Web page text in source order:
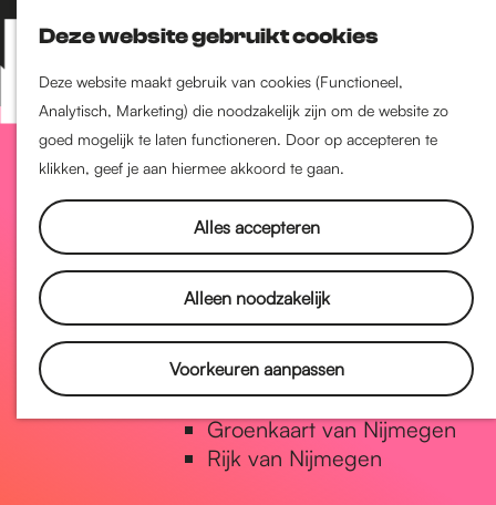
Deze website gebruikt cookies
Deze website maakt gebruik van cookies (Functioneel,
Analytisch, Marketing) die noodzakelijk zijn om de website zo
goed mogelijk te laten functioneren. Door op accepteren te
klikken, geef je aan hiermee akkoord te gaan.
Alles accepteren
Alleen noodzakelijk
Voorkeuren aanpassen
Z
o
e
k
e
K
a
a
r
t
M
e
n
Nijmegen-Nieuw-West
Nijmegen-Oud-West
Dukenburg
Lindenholt
Historie
De oudste stad van
Nederland
Historische tijdlijn
Romeinse Limes
Vrede van Nijmegen Penning
Natuur in Nijmegen
Groenkaart van Nijmegen
Rijk van Nijmegen